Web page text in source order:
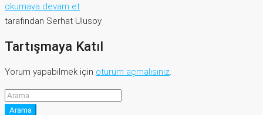
okumaya devam et
tarafından Serhat Ulusoy
Tartışmaya Katıl
Yorum yapabilmek için oturum açmalısınız.
Arama